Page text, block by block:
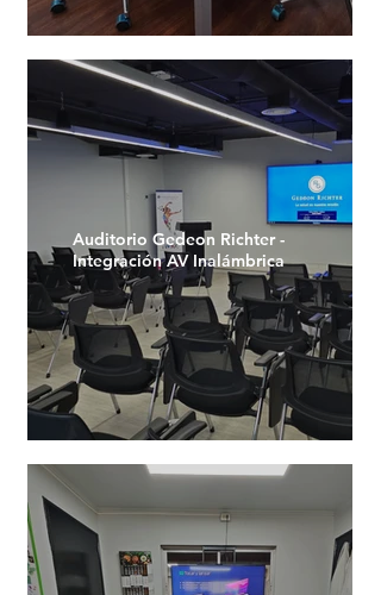
Auditorio Gedeon Richter -
Integración AV Inalámbrica